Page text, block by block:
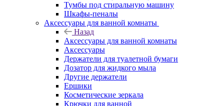
Тумбы под стиральную машину
Шкафы-пеналы
Аксессуары для ванной комнаты
Назад
Аксессуары для ванной комнаты
Аксессуары
Держатели для туалетной бумаги
Дозатор для жидкого мыла
Другие держатели
Ершики
Косметические зеркала
Крючки для ванной